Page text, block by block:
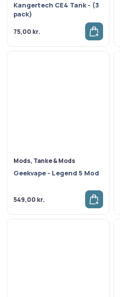
Kangertech CE4 Tank - (3
pack)
75,00 kr.
Mods, Tanke & Mods
Geekvape - Legend 5 Mod
549,00 kr.